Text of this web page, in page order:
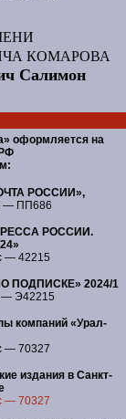
КОМАРОВА
Салимон
оформляется на
РОССИИ»,
— ПП686
РОССИИ.
— 42215
ПОДПИСКЕ» 2024/1
— Э42215
компаний «Урал-
— 70327
издания в Санкт-
— 70327